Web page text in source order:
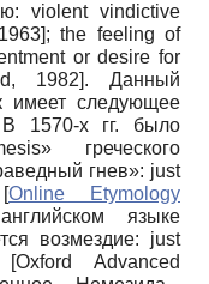
violent vindictive
]; the feeling of
or desire for
1982]. Данный
имеет следующее
В 1570-х гг. было
греческого
гнев»: just
[Online Etymology
языке
возмездие: just
[Oxford Advanced